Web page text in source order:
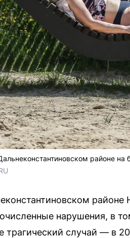
районе на
нарушения, в
трагический случай — в